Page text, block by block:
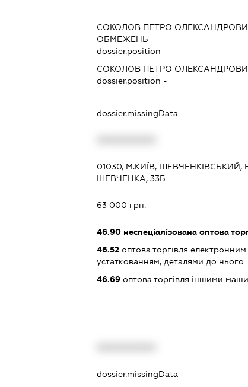
СОКОЛОВ ПЕТРО
ОБМЕЖЕНЬ
dossier.position -
СОКОЛОВ ПЕТРО
dossier.position -
dossier.missingData
01030, М.КИЇВ, ШЕВЧЕНКІВСЬКИЙ,
ШЕВЧЕНКА, 33Б
63 000 грн.
46.90 неспеціалізована оптова
46.52 оптова торгівля електронним
устаткованням, деталями до нього
46.69 оптова торгівля іншими
dossier.missingData